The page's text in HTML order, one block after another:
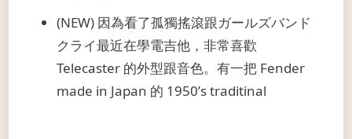
(NEW) 因為看了孤獨搖滾跟ガールズバンド
クライ最近在學電吉他，非常喜歡
Telecaster 的外型跟音色。有一把 Fender
made in Japan 的 1950’s traditinal